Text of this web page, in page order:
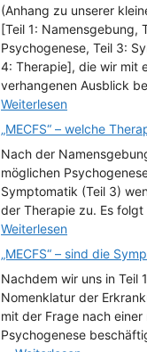
(Anhang zu unserer
[Teil 1: Namensgebung,
Psychogenese, Teil 3:
4: Therapie], die wir mit
verhangenen Ausblick
Weiterlesen
„MECFS“ – welche
Nach der
möglichen
Symptomatik (Teil 3)
der Therapie zu. Es folgt
Weiterlesen
„MECFS“ – sind die
Nachdem wir uns in Teil
Nomenklatur der
mit der Frage nach einer
Psychogenese